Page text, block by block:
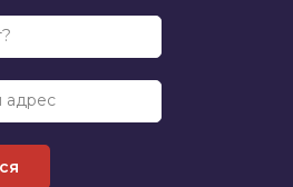
адрес